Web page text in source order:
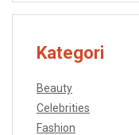
Kategori
Beauty
Celebrities
Fashion